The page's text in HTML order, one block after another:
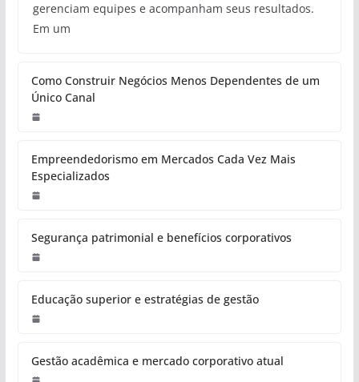
gerenciam equipes e acompanham seus resultados.
Em um
Como Construir Negócios Menos Dependentes de um
Único Canal
Empreendedorismo em Mercados Cada Vez Mais
Especializados
Segurança patrimonial e benefícios corporativos
Educação superior e estratégias de gestão
Gestão acadêmica e mercado corporativo atual